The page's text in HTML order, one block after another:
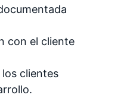
con el cliente
clientes